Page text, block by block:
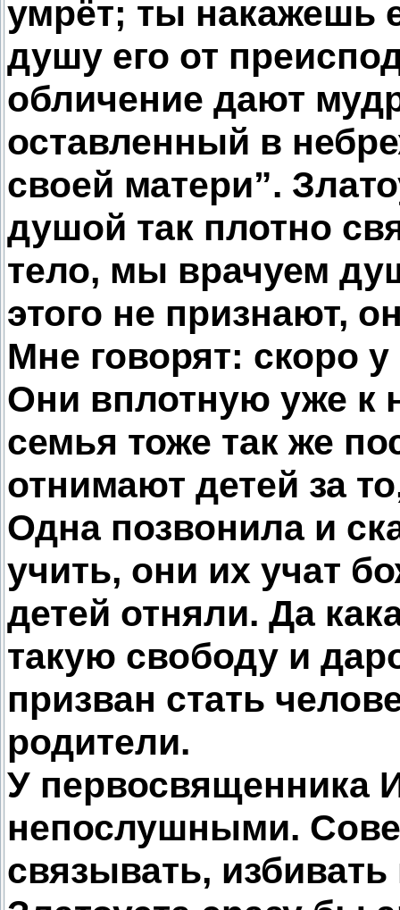
умрёт; ты накажешь
душу его от
обличение дают
оставленный в
своей матери”.
душой так плотно
тело, мы врачуем
этого не признают,
Мне говорят: скоро
Они вплотную уже к
семья тоже так же
отнимают детей за
Одна позвонила и
учить, они их учат
детей отняли. Да
такую свободу и
призван стать
родители.
У первосвященника
непослушными.
связывать,